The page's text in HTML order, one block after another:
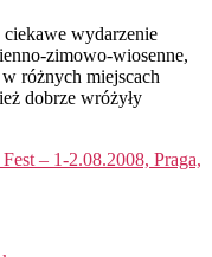
wydarzenie
zimowo-wiosenne,
różnych miejscach
dobrze wróżyły
– 1-2.08.2008, Praga,